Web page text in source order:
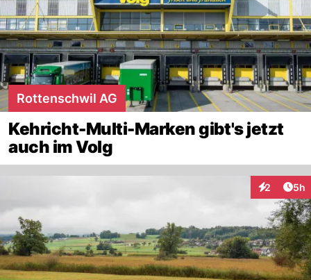
Rottenschwil AG
Kehricht-Multi-Marken gibt's jetzt
auch im Volg
2 5h